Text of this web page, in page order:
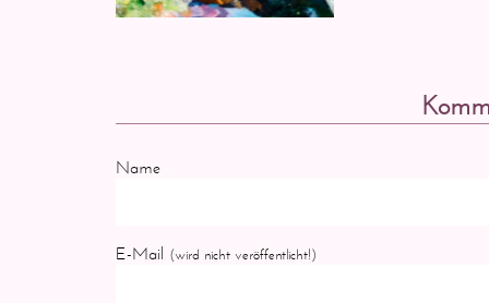
Name
E-Mail (wird nicht veröffentlicht!)